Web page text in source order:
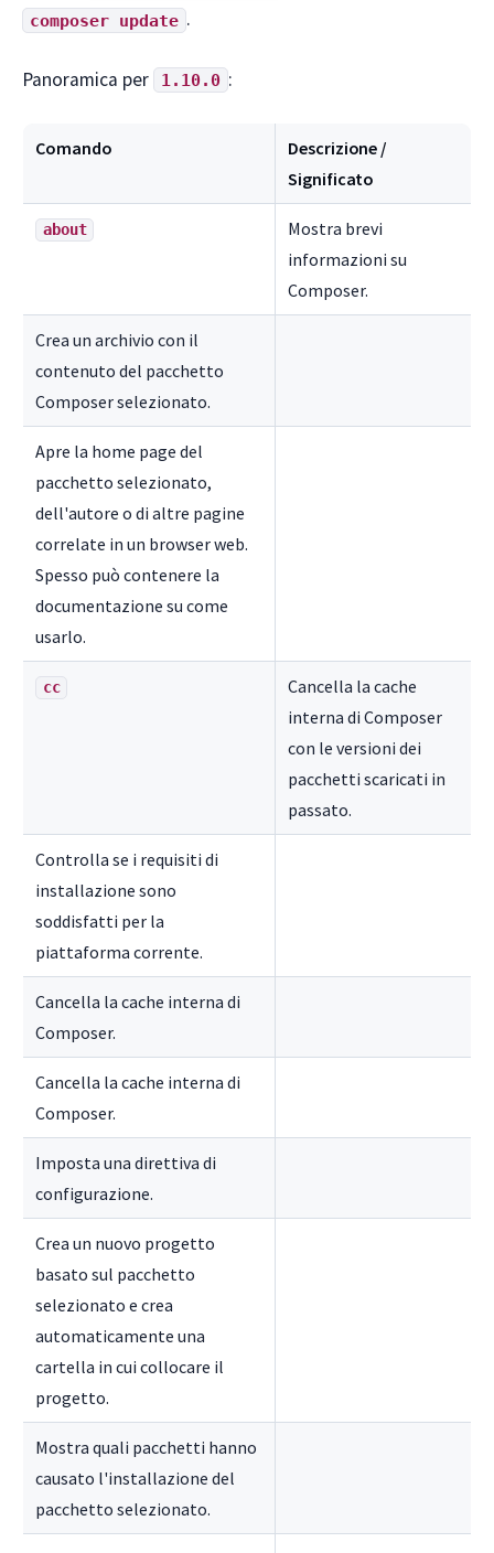
composer update .
Panoramica per 1.10.0 :
Comando
Descrizione /
Significato
about
Mostra brevi
informazioni su
Composer.
Crea un archivio con il
contenuto del pacchetto
Composer selezionato.
Apre la home page del
pacchetto selezionato,
dell'autore o di altre pagine
correlate in un browser web.
Spesso può contenere la
documentazione su come
usarlo.
cc
Cancella la cache
interna di Composer
con le versioni dei
pacchetti scaricati in
passato.
Controlla se i requisiti di
installazione sono
soddisfatti per la
piattaforma corrente.
Cancella la cache interna di
Composer.
Cancella la cache interna di
Composer.
Imposta una direttiva di
configurazione.
Crea un nuovo progetto
basato sul pacchetto
selezionato e crea
automaticamente una
cartella in cui collocare il
progetto.
Mostra quali pacchetti hanno
causato l'installazione del
pacchetto selezionato.